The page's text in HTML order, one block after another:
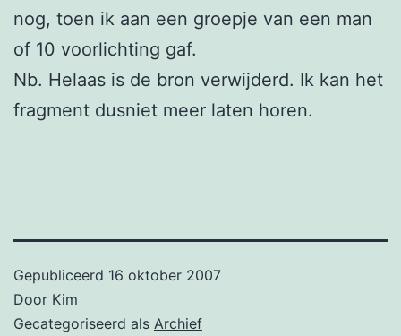
nog, toen ik aan een groepje van een man
of 10 voorlichting gaf.
Nb. Helaas is de bron verwijderd. Ik kan het
fragment dusniet meer laten horen.
Gepubliceerd 16 oktober 2007
Door Kim
Gecategoriseerd als Archief